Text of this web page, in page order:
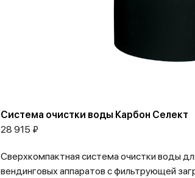
Система очистки воды Карбон Селект
28 915 ₽
Сверхкомпактная система очистки воды
вендинговых аппаратов с фильтрующей